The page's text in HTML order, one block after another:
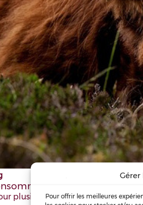
Pour offrir les meilleures
plus consciente
plusieurs raisons, cela n'entrait …